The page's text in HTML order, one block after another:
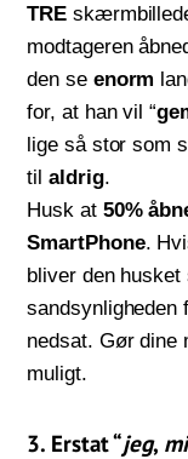
TRE
modtageren
den se enorm
for, at han vil “
lige så stor som
tilaldrig.
Husk at50%
SmartPhone.
bliver den husket
nedsat. Gør dine
muligt.
3. Erstat “jeg,